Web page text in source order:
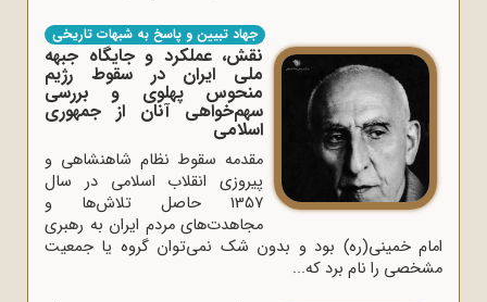
جهاد تبیین و پاسخ به شبهات تاریخی
نقش، عملکرد و جایگاه جبهه
ملی ایران در سقوط رژیم
منحوس پهلوی و بررسی
سهم‌خواهی آنان از جمهوری
اسلامی
مقدمه سقوط نظام شاهنشاهی و
پیروزی انقلاب اسلامی در سال
1357 حاصل تلاش‌ها و
مجاهدت‌های مردم ایران به رهبری
امام خمینی(ره) بود و بدون شک نمی‌توان گروه یا جمعیت
مشخصی را نام برد که...